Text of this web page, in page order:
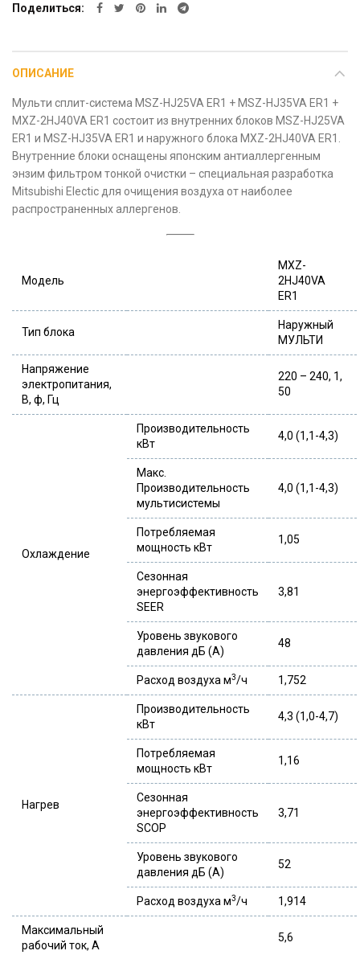
Поделиться
ОПИСАНИЕ
Мульти сплит-система MSZ-HJ25VA ER1 + MSZ-HJ35VA ER1 +
MXZ-2HJ40VA ER1 состоит из внутренних блоков MSZ-HJ25VA
ER1 и MSZ-HJ35VA ER1 и наружного блока MXZ-2HJ40VA ER1.
Внутренние блоки оснащены японским антиаллергенным
энзим фильтром тонкой очистки – специальная разработка
Mitsubishi Electic для очищения воздуха от наиболее
распространенных аллергенов.
Модель
MXZ-
2HJ40VA
ER1
Тип блока
Наружный
МУЛЬТИ
Напряжение
электропитания,
В, ф, Гц
220 – 240, 1,
50
Охлаждение
Производительность
кВт
4,0 (1,1-4,3)
Макс.
Производительность
мультисистемы
4,0 (1,1-4,3)
Потребляемая
мощность кВт
1,05
Сезонная
энергоэффективность
SEER
3,81
Уровень звукового
давления дБ (А)
48
Расход воздуха м3/ч 1,752
Нагрев
Производительность
кВт
4,3 (1,0-4,7)
Потребляемая
мощность кВт
1,16
Сезонная
энергоэффективность
SCOP
3,71
Уровень звукового
давления дБ (А)
52
Расход воздуха м3/ч 1,914
Максимальный
рабочий ток, А
5,6